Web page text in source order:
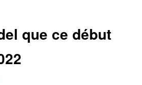
que ce début